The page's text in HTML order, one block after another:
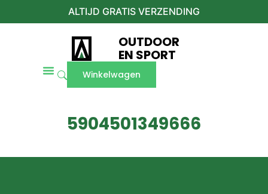
ALTIJD GRATIS VERZENDING
OUTDOOR
EN SPORT
Winkelwagen
5904501349666